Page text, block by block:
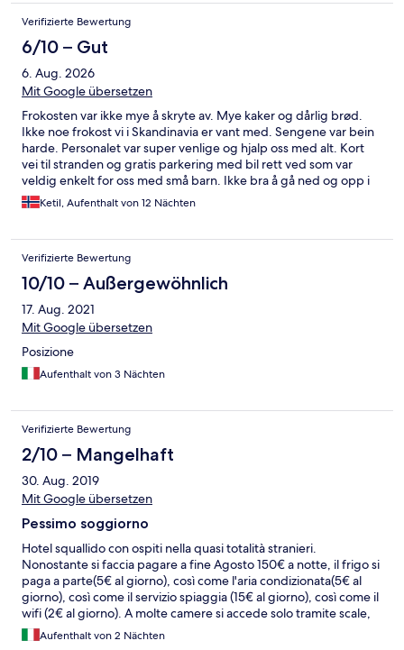
går flera gånger om dagen. Är något brant promenad men vi
gjorde den några gånger. Trevlig beachbar med mat och dryck.
Står på hemsidan att gäster har tillgång till strandstolar men i
själva verket måste man betala för dem. Finns heller inga
strandsängar utan enbart stolar. Hotellet hämtade och lämnade
oss vid tågstation Ricade vilket var smidigt. Överlag trevligt men
det finns förbättringspotential.
Verifizierte Bewertung
6/10 – Gut
6. Aug. 2026
Mit Google übersetzen
Frokosten var ikke mye å skryte av. Mye kaker og dårlig brød.
Ikke noe frokost vi i Skandinavia er vant med. Sengene var bein
harde. Personalet var super venlige og hjalp oss med alt. Kort
vei til stranden og gratis parkering med bil rett ved som var
veldig enkelt for oss med små barn. Ikke bra å gå ned og opp i
den varmen.
Ketil, Aufenthalt von 12 Nächten
Verifizierte Bewertung
10/10 – Außergewöhnlich
17. Aug. 2021
Mit Google übersetzen
Posizione
Aufenthalt von 3 Nächten
Verifizierte Bewertung
2/10 – Mangelhaft
30. Aug. 2019
Mit Google übersetzen
Pessimo soggiorno
Hotel squallido con ospiti nella quasi totalità stranieri.
Nonostante si faccia pagare a fine Agosto 150€ a notte, il frigo si
paga a parte(5€ al giorno), così come l'aria condizionata(5€ al
giorno), così come il servizio spiaggia (15€ al giorno), così come il
wifi (2€ al giorno). A molte camere si accede solo tramite scale,
niente zanzariere nelle stanze, motore dei condizionatori delle
camere montati senza logica, a noi, che eravamo tre persone,
Aufenthalt von 2 Nächten